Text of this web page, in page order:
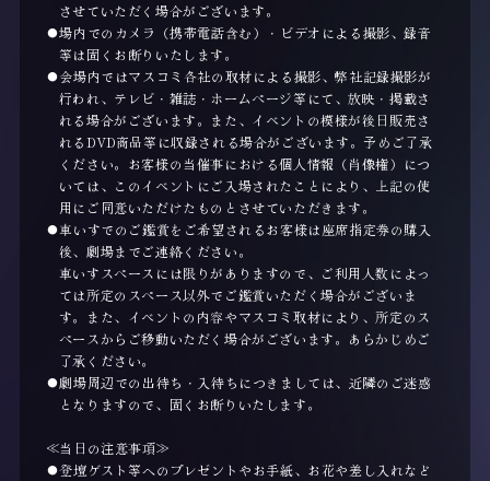
させていただく場合がございます。
場内でのカメラ（携帯電話含む）・ビデオによる撮影、録音
等は固くお断りいたします。
会場内ではマスコミ各社の取材による撮影、弊社記録撮影が
行われ、テレビ・雑誌・ホームページ等にて、放映・掲載さ
れる場合がございます。また、イベントの模様が後日販売さ
れるDVD商品等に収録される場合がございます。予めご了承
ください。お客様の当催事における個人情報（肖像権）につ
いては、このイベントにご入場されたことにより、上記の使
用にご同意いただけたものとさせていただきます。
車いすでのご鑑賞をご希望されるお客様は座席指定券の購入
後、劇場までご連絡ください。
車いすスペースには限りがありますので、ご利用人数によっ
ては所定のスペース以外でご鑑賞いただく場合がございま
す。また、イベントの内容やマスコミ取材により、所定のス
ペースからご移動いただく場合がございます。あらかじめご
了承ください。
劇場周辺での出待ち・入待ちにつきましては、近隣のご迷惑
となりますので、固くお断りいたします。
≪当日の注意事項≫
登壇ゲスト等へのプレゼントやお手紙、お花や差し入れなど